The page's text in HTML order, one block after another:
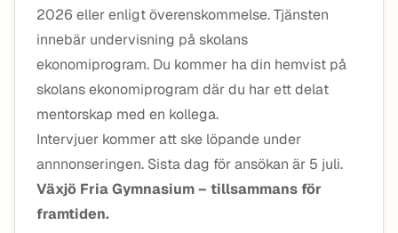
2026 eller enligt överenskommelse. Tjänsten
innebär undervisning på skolans
ekonomiprogram. Du kommer ha din hemvist på
skolans ekonomiprogram där du har ett delat
mentorskap med en kollega.
Intervjuer kommer att ske löpande under
annnonseringen. Sista dag för ansökan är 5 juli.
Växjö Fria Gymnasium – tillsammans för
framtiden.